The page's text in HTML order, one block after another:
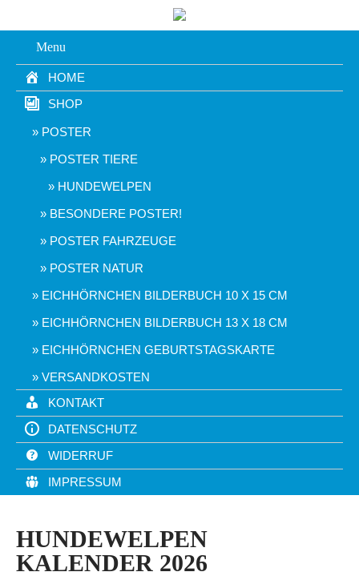
Menu
HOME
SHOP
POSTER
POSTER TIERE
HUNDEWELPEN
BESONDERE POSTER!
POSTER FAHRZEUGE
POSTER NATUR
EICHHÖRNCHEN BILDERBUCH 10 X 15 CM
EICHHÖRNCHEN BILDERBUCH 13 X 18 CM
EICHHÖRNCHEN GEBURTSTAGSKARTE
VERSANDKOSTEN
KONTAKT
DATENSCHUTZ
WIDERRUF
IMPRESSUM
HUNDEWELPEN
KALENDER 2026